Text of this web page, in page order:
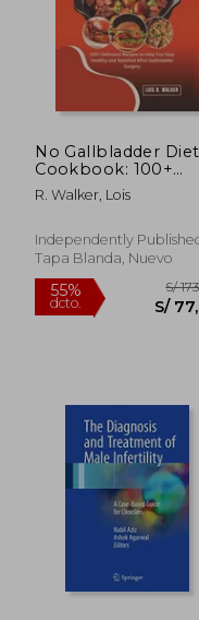
S/
S/
No Gallbladder Diet
Cookbook: 100+
Delicious Recipes to
Help You Stay
After Gallbladder
Surgery. (en Inglés)
R. Walker, Lois
Independently
Tapa Blanda, Nuevo